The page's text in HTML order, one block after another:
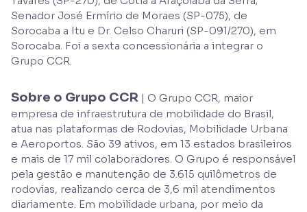
Senador José Ermírio de Moraes (SP-075), de
Sorocaba a Itu e Dr. Celso Charuri (SP-091/270), em
Sorocaba. Foi a sexta concessionária a integrar o
Grupo CCR.
Sobre o Grupo CCR | O Grupo CCR, maior
empresa de infraestrutura de mobilidade do Brasil,
atua nas plataformas de Rodovias, Mobilidade Urbana
e Aeroportos. São 39 ativos, em 13 estados brasileiros
e mais de 17 mil colaboradores. O Grupo é responsável
pela gestão e manutenção de 3.615 quilômetros de
rodovias, realizando cerca de 3,6 mil atendimentos
diariamente. Em mobilidade urbana, por meio da